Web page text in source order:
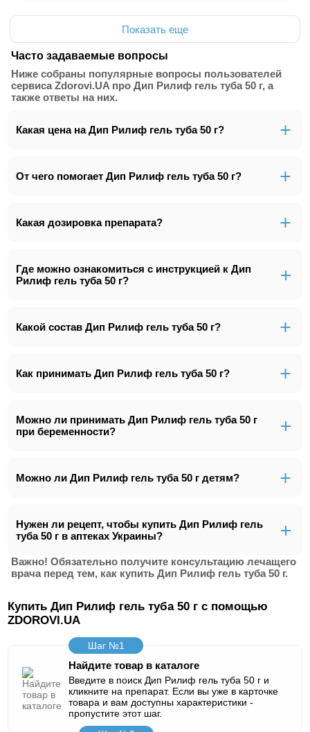
Показать еще
Часто задаваемые вопросы
Ниже собраны популярные вопросы пользователей
сервиса Zdorovi.UA про Дип Рилиф гель туба 50 г, а
также ответы на них.
Какая цена на Дип Рилиф гель туба 50 г?
От чего помогает Дип Рилиф гель туба 50 г?
Какая дозировка препарата?
Где можно ознакомиться с инструкцией к Дип
Рилиф гель туба 50 г?
Какой состав Дип Рилиф гель туба 50 г?
Как принимать Дип Рилиф гель туба 50 г?
Можно ли принимать Дип Рилиф гель туба 50 г
при беременности?
Можно ли Дип Рилиф гель туба 50 г детям?
Нужен ли рецепт, чтобы купить Дип Рилиф гель
туба 50 г в аптеках Украины?
Важно! Обязательно получите консультацию лечащего
врача перед тем, как купить Дип Рилиф гель туба 50 г.
Купить Дип Рилиф гель туба 50 г с помощью
ZDOROVI.UA
Шаг №1
Найдите товар в каталоге
Введите в поиск Дип Рилиф гель туба 50 г и
кликните на препарат. Если вы уже в карточке
товара и вам доступны характеристики -
пропустите этот шаг.